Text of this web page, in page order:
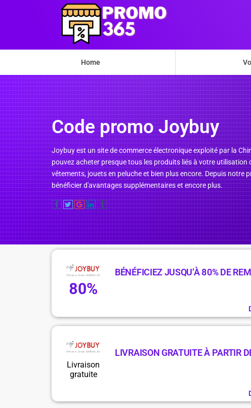
Home
Code promo Joybuy
Joybuy est un site de commerce électronique exploité par la
pouvez acheter presque tous les produits liés à votre
vêtements, jouets en peluche et bien plus encore. Depuis
bénéficier d'avantages supplémentaires et encore plus.
80%
BÉNÉFICIEZ JUSQU’À 80% DE
Livraison
gratuite
LIVRAISON GRATUITE À PARTIR